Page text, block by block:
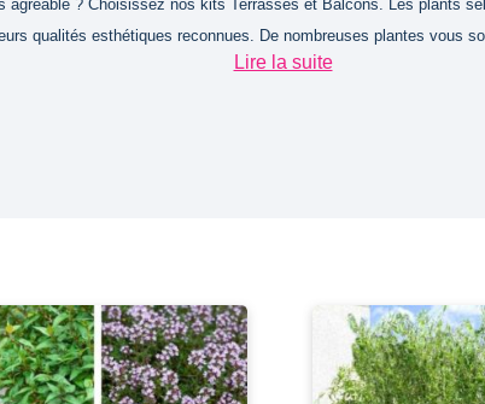
? Choisissez nos kits Terrasses et Balcons. Les plants
qualités esthétiques reconnues. De nombreuses plantes vous
Lire la suite